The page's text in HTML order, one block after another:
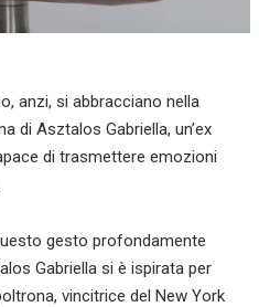
anzi, si abbracciano nella
di Asztalos Gabriella, un’ex
di trasmettere emozioni
gesto profondamente
Gabriella si è ispirata per
vincitrice del New York